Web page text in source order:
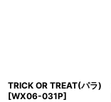
TRICK OR TREAT(パラ)
[WX06-031P]